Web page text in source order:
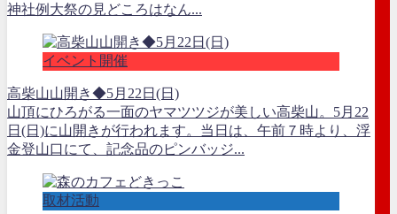
神社例大祭の見どころはなん...
イベント開催
高柴山山開き◆5月22日(日)
山頂にひろがる一面のヤマツツジが美しい高柴山。5月22
日(日)に山開きが行われます。当日は、午前７時より、浮
金登山口にて、記念品のピンバッジ...
取材活動